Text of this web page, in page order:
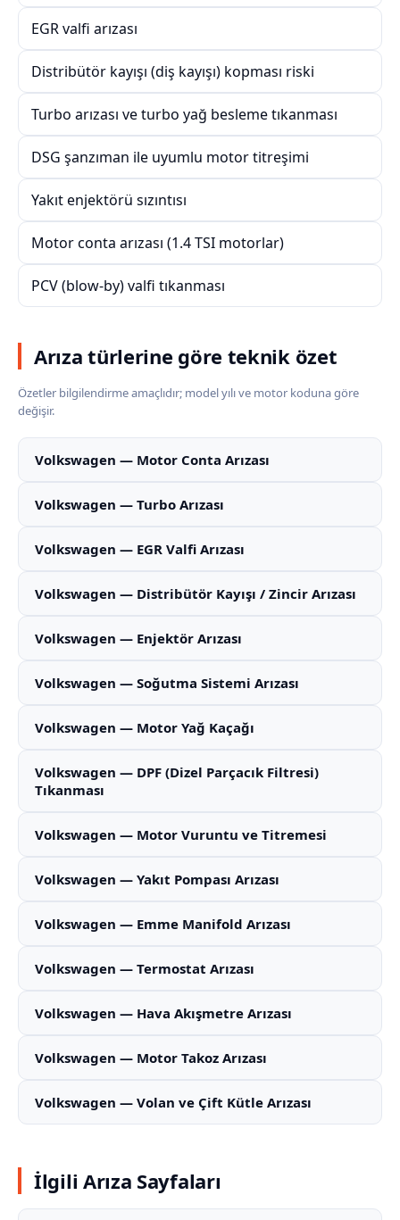
EGR valfi arızası
Distribütör kayışı (diş kayışı) kopması riski
Turbo arızası ve turbo yağ besleme tıkanması
DSG şanzıman ile uyumlu motor titreşimi
Yakıt enjektörü sızıntısı
Motor conta arızası (1.4 TSI motorlar)
PCV (blow-by) valfi tıkanması
Arıza türlerine göre teknik özet
Özetler bilgilendirme amaçlıdır; model yılı ve motor koduna göre
değişir.
Volkswagen — Motor Conta Arızası
Volkswagen — Turbo Arızası
Volkswagen — EGR Valfi Arızası
Volkswagen — Distribütör Kayışı / Zincir Arızası
Volkswagen — Enjektör Arızası
Volkswagen — Soğutma Sistemi Arızası
Volkswagen — Motor Yağ Kaçağı
Volkswagen — DPF (Dizel Parçacık Filtresi)
Tıkanması
Volkswagen — Motor Vuruntu ve Titremesi
Volkswagen — Yakıt Pompası Arızası
Volkswagen — Emme Manifold Arızası
Volkswagen — Termostat Arızası
Volkswagen — Hava Akışmetre Arızası
Volkswagen — Motor Takoz Arızası
Volkswagen — Volan ve Çift Kütle Arızası
İlgili Arıza Sayfaları